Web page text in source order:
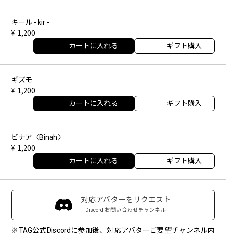
キール - kir -
1,200
カートに入れる ギフト購入
ギズモ
1,200
カートに入れる ギフト購入
ビナア〈Binah〉
1,200
カートに入れる ギフト購入
対応アバターをリクエスト
Discord お問い合わせチャンネル
※TAG公式Discordに参加後、対応アバターご要望チャンネル内